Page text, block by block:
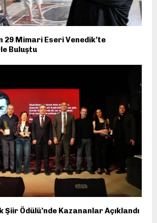
29 Mimari Eseri Venedik’te
Buluştu
Şiir Ödülü’nde Kazananlar Açıklandı